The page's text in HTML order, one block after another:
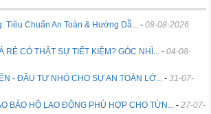
Tiêu Chuẩn An Toàn & Hướng Dẫ... - 08-08-2026
RẺ CÓ THẬT SỰ TIẾT KIỆM? GÓC NHÌ... - 04-08-
- ĐẦU TƯ NHỎ CHO SỰ AN TOÀN LỚ... - 31-07-
BẢO HỘ LAO ĐỘNG PHÙ HỢP CHO TỪN... - 27-07-